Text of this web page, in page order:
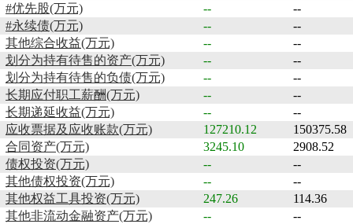
#优先股(万元)
--
--
#永续债(万元)
--
--
其他综合收益(万元)
--
--
划分为持有待售的资产(万元)
--
--
划分为持有待售的负债(万元)
--
--
长期应付职工薪酬(万元)
--
--
长期递延收益(万元)
--
--
应收票据及应收账款(万元)
127210.12
150375.58
合同资产(万元)
3245.10
2908.52
债权投资(万元)
--
--
其他债权投资(万元)
--
--
其他权益工具投资(万元)
247.26
114.36
其他非流动金融资产(万元)
--
--